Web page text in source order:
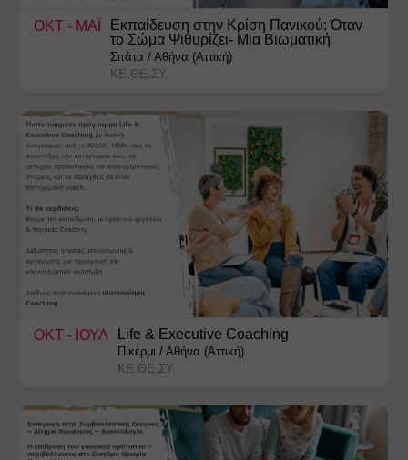
ΟΚΤ - ΜΑΪ
Εκπαίδευση στην Κρίση Πανικού: Όταν
το Σώμα Ψιθυρίζει- Μια Βιωματική
Προσέγγιση
Σπάτα /Αθήνα (Αττική)
ΚΕ.ΘΕ.ΣΥ.
ΟΚΤ - ΙΟΥΛ Life & Executive Coaching
Πικέρμι /Αθήνα (Αττική)
ΚΕ.ΘΕ.ΣΥ.